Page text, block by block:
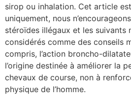
sirop ou inhalation. Cet article
uniquement, nous
stéroïdes illégaux et les suivants
considérés comme des conseils
compris, l’action broncho-
l’origine destinée à améliorer la
chevaux de course, non à
physique de l’homme.